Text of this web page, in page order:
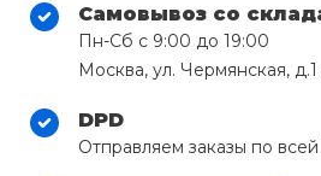
Самовывоз со
Пн-Сб с 9:00 до 19:00
Москва, ул. Чермянская, д.1
DPD
Отправляем заказы по